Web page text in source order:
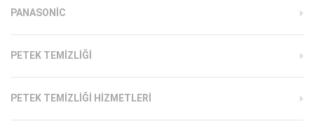
PANASONIC
PETEK TEMIZLIĞI
PETEK TEMIZLIĞI HIZMETLERI